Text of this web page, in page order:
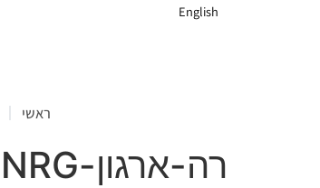
English
ראשי
רה-ארגון-NRG